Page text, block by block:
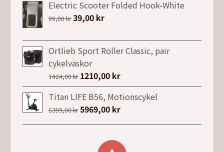
priset
var:
priset
Electric Scooter Folded Hook-White
99,00kr Det
priset
var:
99,00 kr.
39,00 krDet
priset
är:
Ortlieb Sport Roller Classic, pair
cykelväskor
1424,00kr Det
ursprungliga
priset
var:
1424,00 kr.
1210,00 krDet
nuvarande
priset
är:
1210,00 kr.
Titan LIFE B56, Motionscykel
6399,00kr Det
ursprungliga
5969,00 krDet
nuvarande
är: